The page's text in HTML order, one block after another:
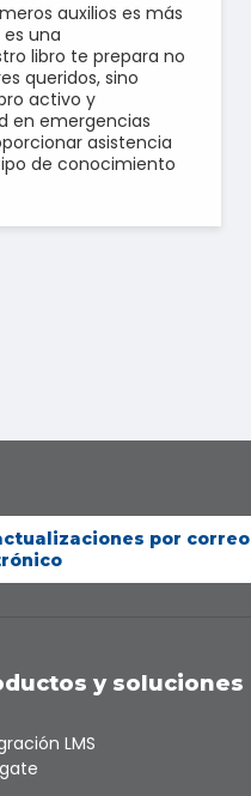
auxilios es más
una
libro te prepara no
queridos, sino
activo y
en emergencias
asistencia
de conocimiento
por correo
y soluciones
LMS